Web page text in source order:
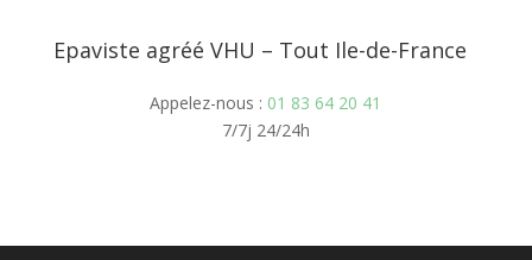
Epaviste agréé VHU – Tout Ile-de-France
Appelez-nous : 01 83 64 20 41
7/7j 24/24h